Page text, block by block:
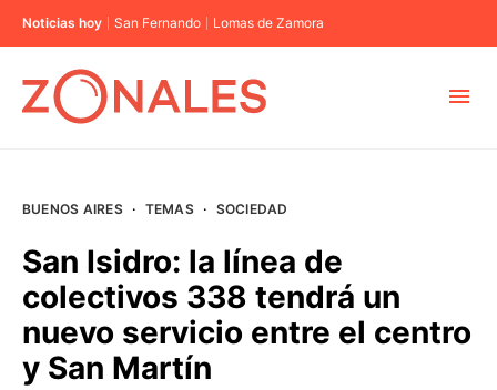
Noticias hoy San Fernando Lomas de Zamora
BUENOS AIRES
PROVINCIAS
BUENOS AIRES · TEMAS · SOCIEDAD
San Isidro: la línea de
colectivos 338 tendrá un
nuevo servicio entre el centro
y San Martín